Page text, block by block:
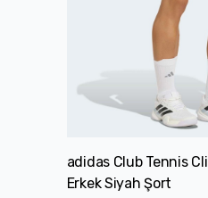
adidas Club Tennis
Erkek Siyah Şort